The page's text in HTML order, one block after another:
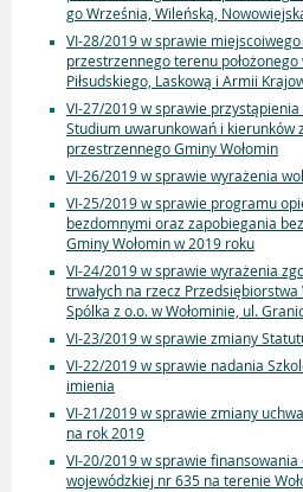
go Września, Wileńską,
VI-28/2019 w sprawie
przestrzennego terenu
Piłsudskiego, Laskową i Armii
VI-27/2019 w sprawie
Studium uwarunkowań i kierunków
przestrzennego Gminy Wołomin
VI-26/2019 w sprawie wyrażenia
VI-25/2019 w sprawie programu
bezdomnymi oraz zapobiegania
Gminy Wołomin w 2019 roku
VI-24/2019 w sprawie wyrażenia
trwałych na rzecz
Spólka z o.o. w Wołominie, ul.
VI-23/2019 w sprawie zmiany
VI-22/2019 w sprawie nadania
imienia
VI-21/2019 w sprawie zmiany
na rok 2019
VI-20/2019 w sprawie
wojewódzkiej nr 635 na terenie